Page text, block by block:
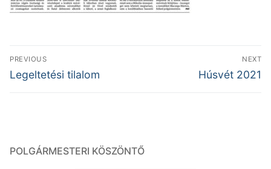
Bejegyzés
navigáció
PREVIOUS
Previous
Legeltetési tilalom
NEXT
Next
Húsvét 2021
POLGÁRMESTERI KÖSZÖNTŐ